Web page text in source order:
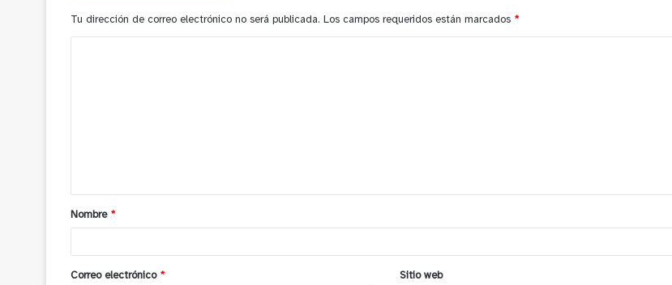
Tu dirección de correo electrónico no será publicada. Los campos requeridos están marcados *
a
rNombre *
Correo electrónico * Sitio web